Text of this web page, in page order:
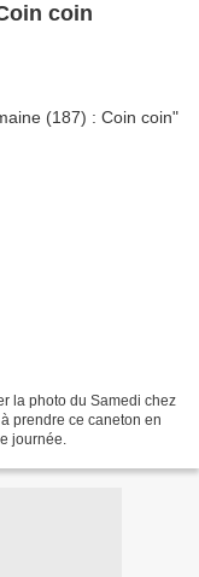
coin
la photo du Samedi chez
prendre ce caneton en
journée.